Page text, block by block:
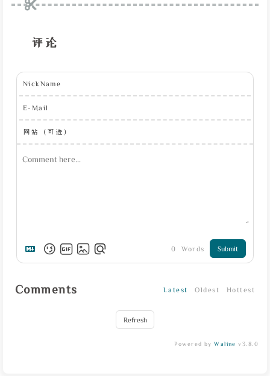
评论
NickName
E-Mail
网站（可选）
0 Words Submit
Comments Latest Oldest Hottest
Refresh
Powered byWaline v3.8.0